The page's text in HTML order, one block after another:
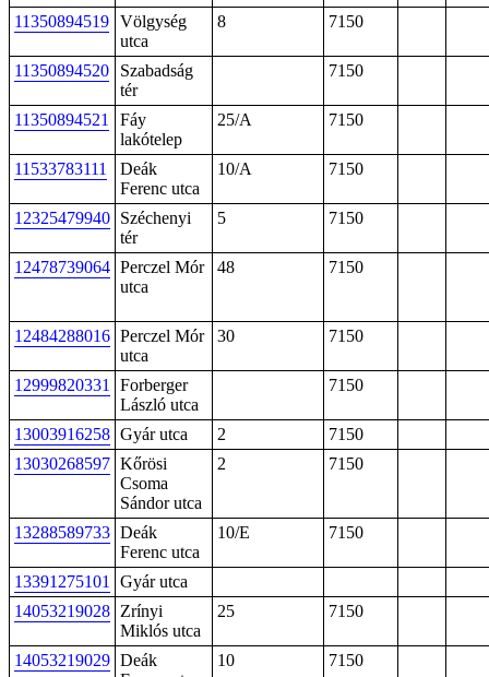
11350894519 Völgység
utca
8 7150
11350894520
Szabadság
tér
7150
11350894521
Fáy
lakótelep
25/A 7150
11533783111
Deák
Ferenc utca
10/A 7150
12325479940 Széchenyi
tér
5 7150
12478739064 Perczel Mór
utca
48 7150
12484288016 Perczel Mór
utca
30 7150
12999820331
Forberger
László utca
7150
13003916258 Gyár utca 2
7150
13030268597 Kőrösi
Csoma
Sándor utca
2 7150
13288589733 Deák
Ferenc utca
10/E 7150
13391275101
Gyár utca
14053219028 Zrínyi
Miklós utca
25 7150
14053219029 Deák
10 7150